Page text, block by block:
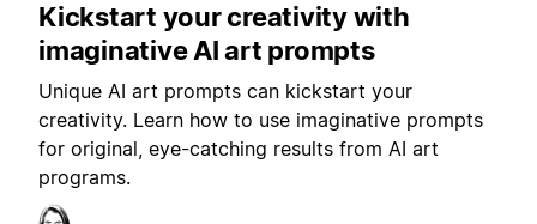
Kickstart your creativity with
imaginative AI art prompts
Unique AI art prompts can kickstart your
creativity. Learn how to use imaginative prompts
for original, eye-catching results from AI art
programs.